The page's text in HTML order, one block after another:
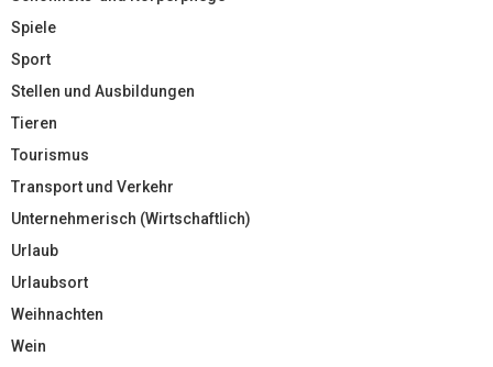
Spiele
Sport
Stellen und Ausbildungen
Tieren
Tourismus
Transport und Verkehr
Unternehmerisch (Wirtschaftlich)
Urlaub
Urlaubsort
Weihnachten
Wein